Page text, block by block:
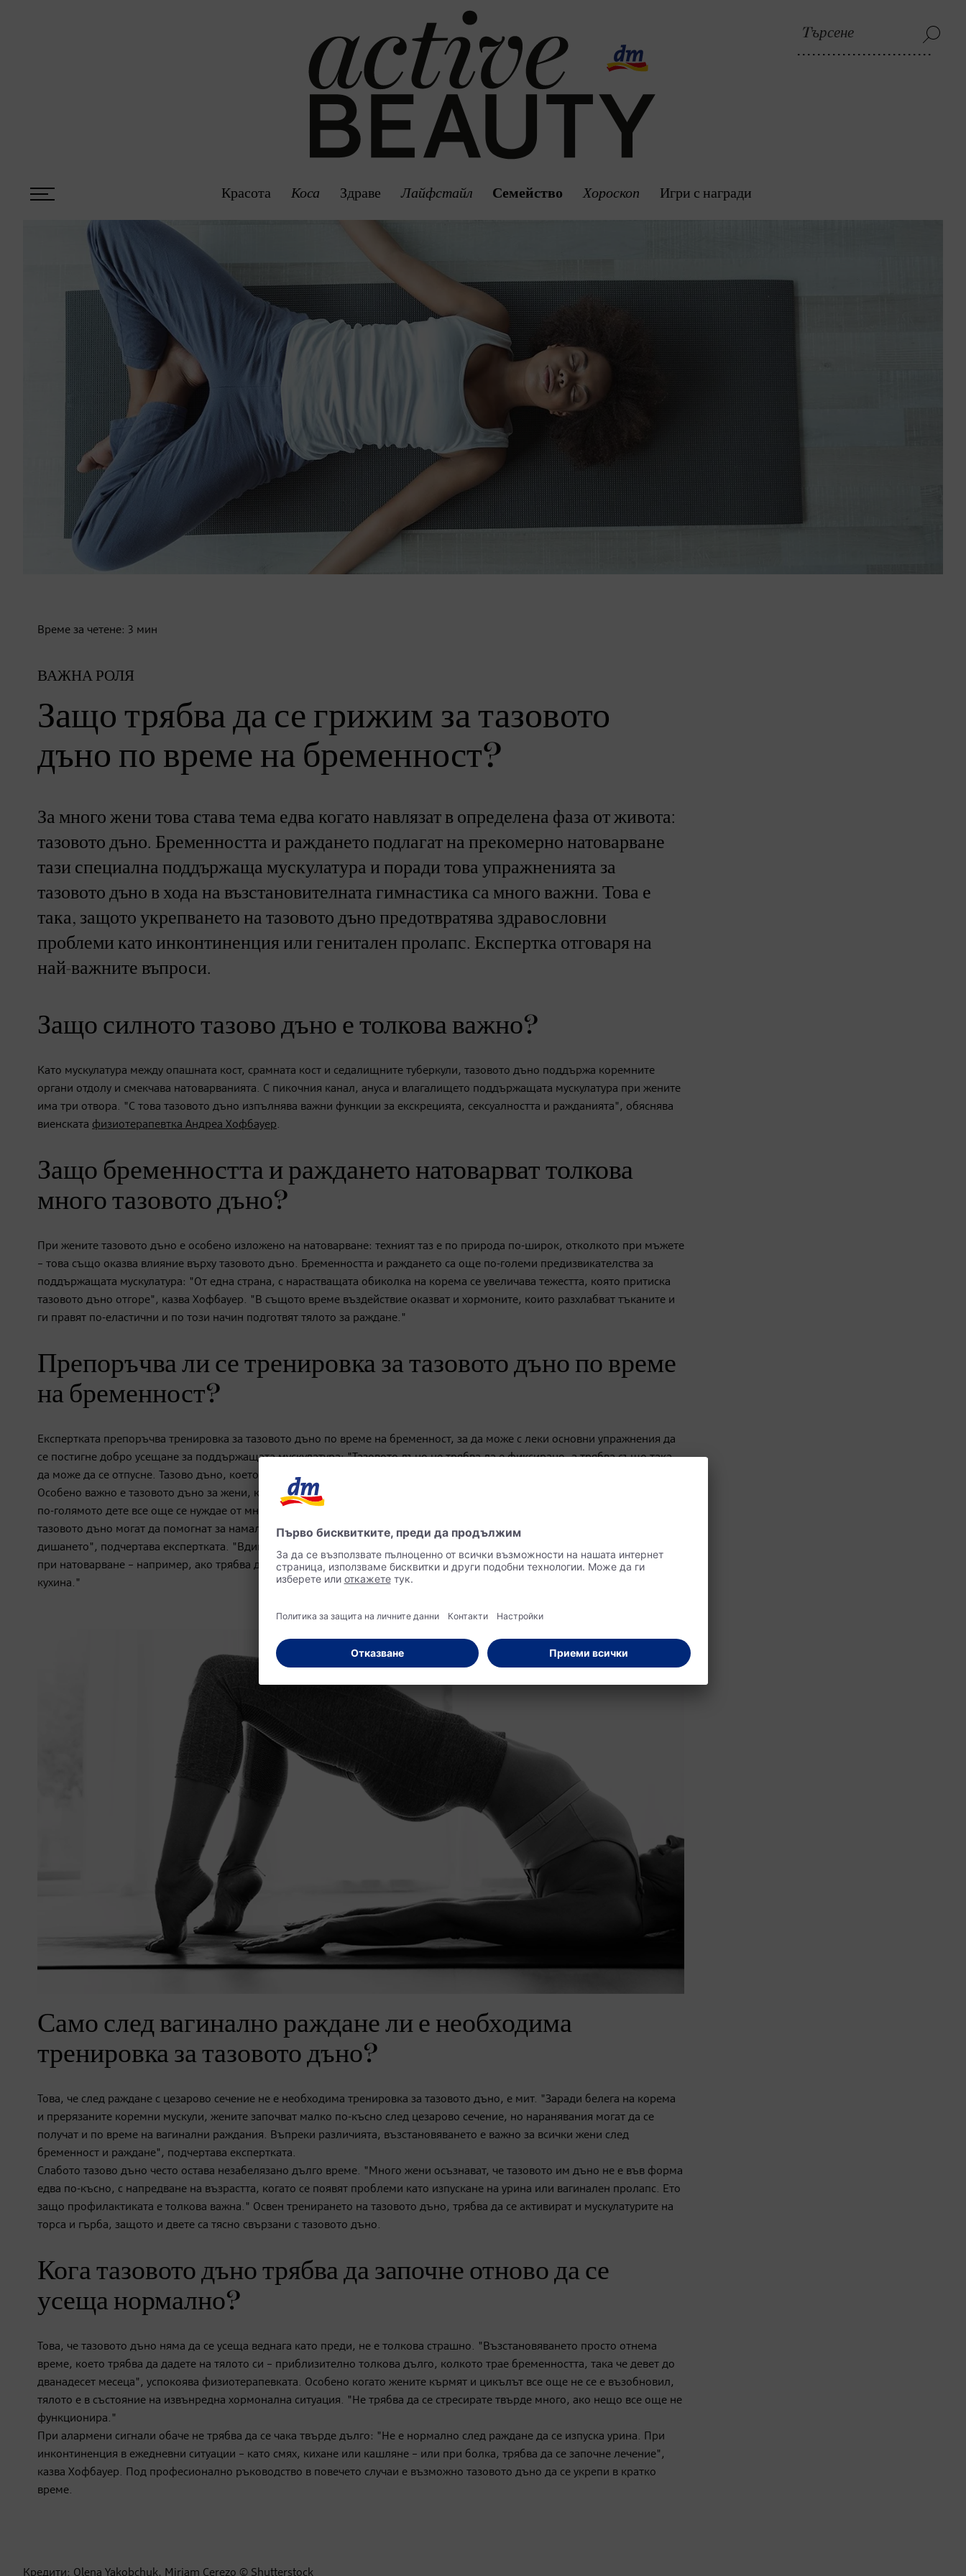
Красота Коса Здраве Лайфстайл Семейство Хороскоп Игри с награди
Време за четене: 3 мин
ВАЖНА РОЛЯ
Защо трябва да се грижим за тазовото
дъно по време на бременност?
За много жени това става тема едва когато навлязат в определена фаза от живота:
тазовото дъно. Бременността и раждането подлагат на прекомерно натоварване
тази специална поддържаща мускулатура и поради това упражненията за
тазовото дъно в хода на възстановителната гимнастика са много важни. Това е
така, защото укрепването на тазовото дъно предотвратява здравословни
проблеми като инконтиненция или генитален пролапс. Експертка отговаря на
най-важните въпроси.
Защо силното тазово дъно е толкова важно?
Като мускулатура между опашната кост, срамната кост и седалищните туберкули, тазовото дъно поддържа коремните
органи отдолу и смекчава натоварванията. С пикочния канал, ануса и влагалището поддържащата мускулатура при жените
има три отвора. "С това тазовото дъно изпълнява важни функции за екскрецията, сексуалността и ражданията", обяснява
виенската физиотерапевтка Андреа Хофбауер.
Защо бременността и раждането натоварват толкова
много тазовото дъно?
При жените тазовото дъно е особено изложено на натоварване: техният таз е по природа по-широк, отколкото при мъжете
– това също оказва влияние върху тазовото дъно. Бременността и раждането са още по-големи предизвикателства за
поддържащата мускулатура: "От една страна, с нарастващата обиколка на корема се увеличава тежестта, която притиска
тазовото дъно отгоре", казва Хофбауер. "В същото време въздействие оказват и хормоните, които разхлабват тъканите и
ги правят по-еластични и по този начин подготвят тялото за раждане."
Препоръчва ли се тренировка за тазовото дъно по време
на бременност?
Експертката препоръчва тренировка за тазовото дъно по време на бременност, за да може с леки основни упражнения да
се постигне добро усещане за поддържащата мускулатура: "Тазовото дъно не трябва да е фиксирано, а трябва също така
да може да се отпусне. Тазово дъно, което е твърде напрегнато, е неблагоприятно за раждането."
Особено важно е тазовото дъно за жени, които не стават майки за първи път. При кратки интервали между ражданията,
по-голямото дете все още се нуждае от много подкрепа и често трябва да бъде вдигано в ежедневието. Упражненията за
тазовото дъно могат да помогнат за намаляване на тежестта върху тялото. "Трябва да се обърне специално внимание на
дишането", подчертава експертката. "Вдишването става автоматично, но мнозина забравят да
при натоварване – например, ако трябва да вдигна нещо! Ако задържа дъха си, се получава голям натиск в коремната
кухина."
Само след вагинално раждане ли е необходима
тренировка за тазовото дъно?
Това, че след раждане с цезарово сечение не е необходима тренировка за тазовото дъно, е мит. "Заради белега на корема
и прерязаните коремни мускули, жените започват малко по-късно след цезарово сечение, но наранявания могат да се
получат и по време на вагинални раждания. Въпреки различията, възстановяването е важно за всички жени след
бременност и раждане", подчертава експертката.
Слабото тазово дъно често остава незабелязано дълго време. "Много жени осъзнават, че тазовото им дъно не е във форма
едва по-късно, с напредване на възрастта, когато се появят проблеми като изпускане на урина или вагинален пролапс. Ето
защо профилактиката е толкова важна." Освен тренирането на тазовото дъно, трябва да се активират и мускулатурите на
торса и гърба, защото и двете са тясно свързани с тазовото дъно.
Кога тазовото дъно трябва да започне отново да се
усеща нормално?
Това, че тазовото дъно няма да се усеща веднага като преди, не е толкова страшно. "Възстановяването просто отнема
време, което трябва да дадете на тялото си – приблизително толкова дълго, колкото трае бременността, така че девет до
дванадесет месеца", успокоява физиотерапевката. Особено когато жените кърмят и цикълът все още не се е възобновил,
тялото е в състояние на извънредна хормонална ситуация. "Не трябва да се стресирате твърде много, ако нещо все още не
функционира."
При алармени сигнали обаче не трябва да се чака твърде дълго: "Не е нормално след раждане да се изпуска урина. При
инконтиненция в ежедневни ситуации – като смях, кихане или кашляне – или при болка, трябва да се започне лечение",
казва Хофбауер. Под професионално ръководство в повечето случаи е възможно тазовото дъно да се укрепи в кратко
време.
Кредити: Olena Yakobchuk, Miriam Cerezo © Shutterstock